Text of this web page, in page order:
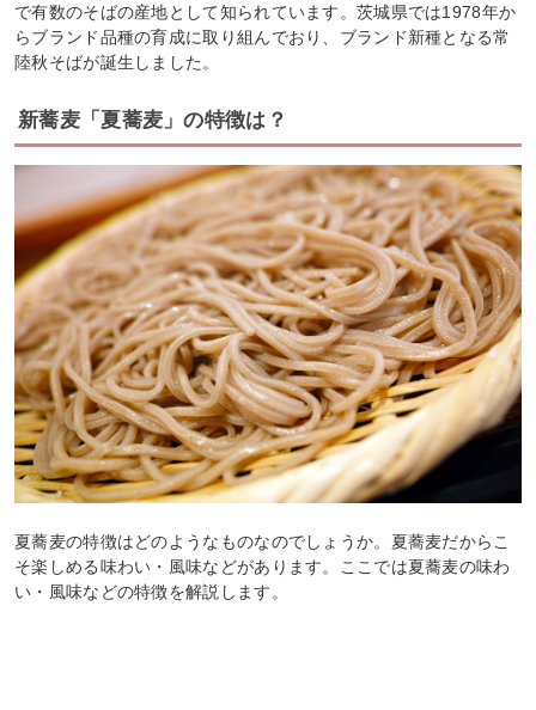
で有数のそばの産地として知られています。茨城県では1978年か
らブランド品種の育成に取り組んでおり、ブランド新種となる常
陸秋そばが誕生しました。
新蕎麦「夏蕎麦」の特徴は？
夏蕎麦の特徴はどのようなものなのでしょうか。夏蕎麦だからこ
そ楽しめる味わい・風味などがあります。ここでは夏蕎麦の味わ
い・風味などの特徴を解説します。